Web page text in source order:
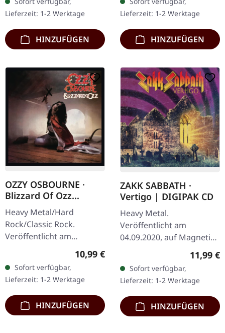
Standard Cover.
Jubiläums-
Wiederveröffentlichung…
Lieferzeit: 1-2 Werktage
HINZUFÜGEN
tracks. Alpha Tiger sind
zurück – und wie!
Beneath…
Lieferzeit: 1-2 Werktage
HINZUFÜGEN
OZZY OSBOURNE ·
Blizzard Of Ozz
(Expanded Edition) |
CD
Heavy Metal/Hard
Rock/Classic Rock.
Veröffentlicht am
03.06.2011, auf Sony
Music. CD im Jewelcase.
Erweiterte Ausgabe mit
zusätzlichen Tracks mit…
Regulärer Preis:
10,99 €
Sofort verfügbar,
Lieferzeit: 1-2 Werktage
HINZUFÜGEN
ZAKK SABBATH ·
Vertigo | DIGIPAK CD
Heavy Metal.
Veröffentlicht am
04.09.2020, auf Magnetic
Eye Records. CD im
DigiPak. Mit Zakk Sabbath
zollen Gitarrist und
Sänger Zakk Wylde
(Black…
11,99 €
Sofort verfügbar,
Lieferzeit: 1-2 Werktage
HINZUFÜGEN